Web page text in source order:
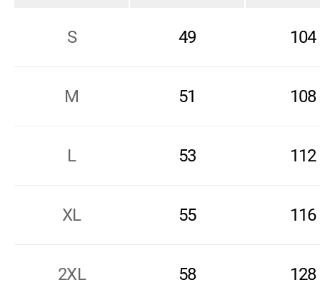
S 49 104
M 51 108
L 53 112
XL 55 116
2XL 58 128